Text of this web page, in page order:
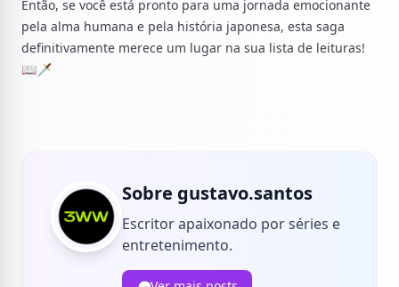
Então, se você está pronto para uma jornada emocionante
pela alma humana e pela história japonesa, esta saga
definitivamente merece um lugar na sua lista de leituras!
📖🗡️
Sobre gustavo.santos
Escritor apaixonado por séries e
entretenimento.